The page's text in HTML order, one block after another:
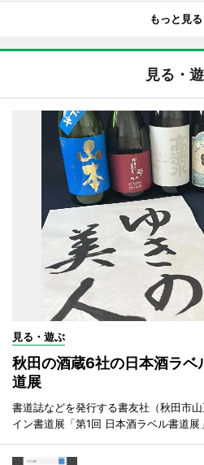
もっと見る
見る・
見る・遊ぶ
秋田の酒蔵6社の日本酒ラベ
道展
書道誌などを発行する書友社（秋田市
イン書道展「第1回 日本酒ラベル書道展